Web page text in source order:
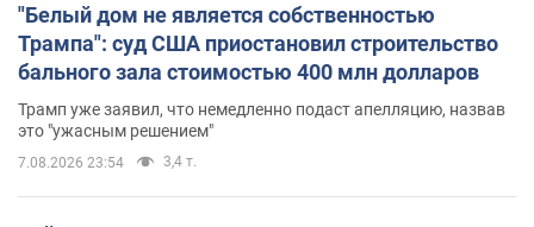
"Белый дом не является собственностью
Трампа": суд США приостановил строительство
бального зала стоимостью 400 млн долларов
Трамп уже заявил, что немедленно подаст апелляцию, назвав
это "ужасным решением"
7.08.2026 23:54 3,4 т.